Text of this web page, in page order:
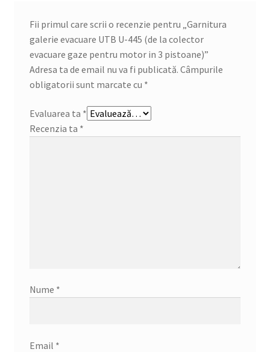
Fii primul care scrii o recenzie pentru „Garnitura
galerie evacuare UTB U-445 (de la colector
evacuare gaze pentru motor in 3 pistoane)”
Adresa ta de email nu va fi publicată. Câmpurile
obligatorii sunt marcate cu *
Evaluarea ta *
Recenzia ta *
Nume *
Email *